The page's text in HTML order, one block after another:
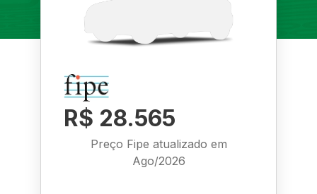
R$ 28.565
Preço Fipe atualizado em
Ago/2026